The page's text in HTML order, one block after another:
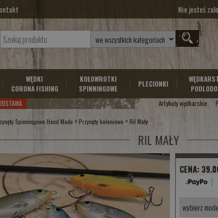
Nie jesteś
WĘDKI
CORONA FISHING
KOŁOWROTKI
SPINNINGOWE
PLECIONKI
Artykuły wędkarskie
Spinningowe Hand Made >Przynęty boleniowe >Ril Mały
RIL MAŁY
CENA: